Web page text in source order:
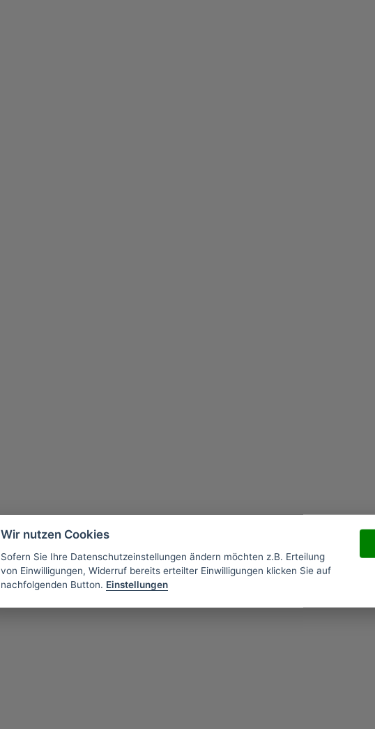
Wir nutzen Cookies
Sofern Sie Ihre Datenschutzeinstellungen ändern möchten z.B. Erteilung
von Einwilligungen, Widerruf bereits erteilter Einwilligungen klicken Sie auf
nachfolgenden Button. Einstellungen